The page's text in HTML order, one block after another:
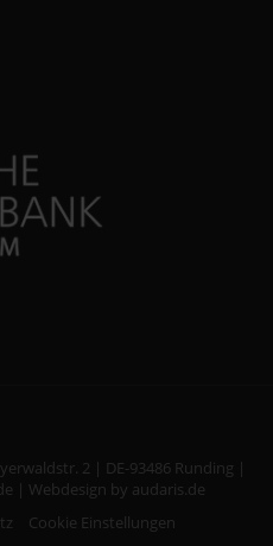
2 | DE-93486 Runding |
| Webdesign by audaris.de
Cookie Einstellungen